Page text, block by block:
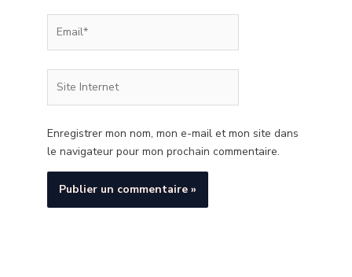
Internet
Enregistrer mon nom, mon e-mail et mon site dans
le navigateur pour mon prochain commentaire.